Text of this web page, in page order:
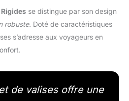
Rigides se distingue par son design
robuste. Doté de caractéristiques
s’adresse aux voyageurs en
de valises offre une